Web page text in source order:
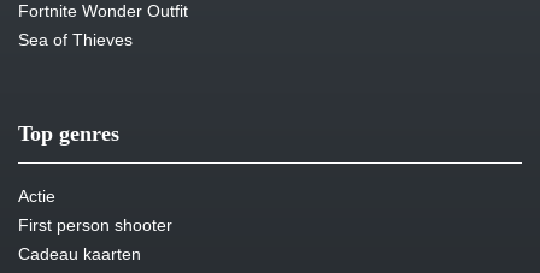
Fortnite Wonder Outfit
Sea of Thieves
Top genres
Actie
First person shooter
Cadeau kaarten